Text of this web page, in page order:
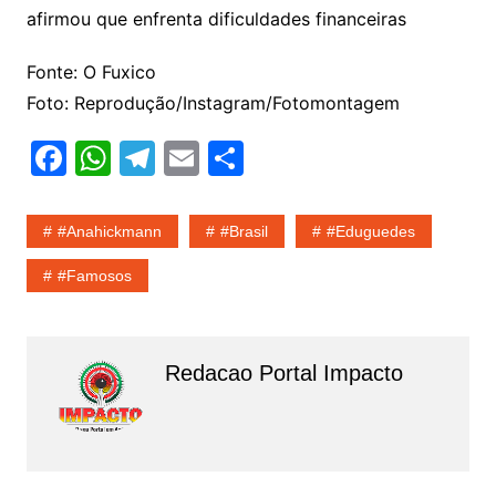
afirmou que enfrenta dificuldades financeiras
Fonte: O Fuxico
Foto: Reprodução/Instagram/Fotomontagem
F
c
e
b
o
k
W
at
s
A
p
T
e
E
ai
S
ar
#anahickmann #Brasil #eduguedes
#Famosos
Redacao Portal Impacto